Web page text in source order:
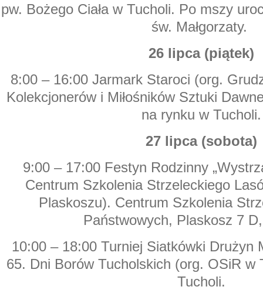
pw. Bożego Ciała w Tucholi. Po mszy
św. Małgorzaty.
26 lipca (piątek)
8:00 – 16:00 Jarmark Staroci (org.
Kolekcjonerów i Miłośników Sztuki
na rynku w Tucholi.
27 lipca (sobota)
9:00 – 17:00 Festyn Rodzinny
Centrum Szkolenia Strzeleckiego
Plaskoszu). Centrum Szkolenia
Państwowych, Plaskosz 7
10:00 – 18:00 Turniej Siatkówki Drużyn
65. Dni Borów Tucholskich (org. OSiR w
Tucholi.